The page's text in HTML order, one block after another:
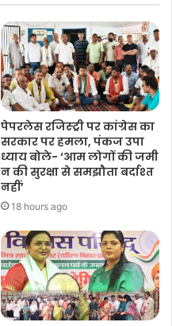
पेपरलेस रजिस्ट्री पर कांग्रेस का
सरकार पर हमला, पंकज उपा
ध्याय बोले- ‘आम लोगों की जमी
न की सुरक्षा से समझौता बर्दाश्त
नहीं’
18 hours ago